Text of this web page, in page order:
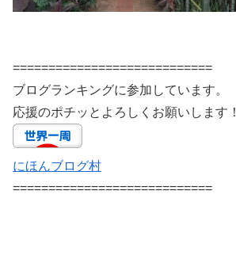
============================
ブログランキングに参加しています。
応援のポチッとよろしくお願いします！
にほんブログ村
============================